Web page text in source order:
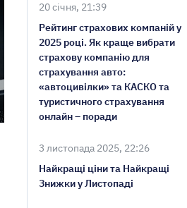
20 січня, 21:39
Рейтинг страхових компаній у
2025 році. Як краще вибрати
страхову компанію для
страхування авто:
«автоцивілки» та КАСКО та
туристичного страхування
онлайн – поради
3 листопада 2025, 22:26
Найкращі ціни та Найкращі
Знижки у Листопаді